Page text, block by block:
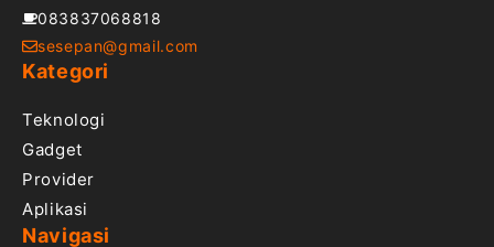
083837068818
sesepan@gmail.com
Kategori
Teknologi
Gadget
Provider
Aplikasi
Navigasi